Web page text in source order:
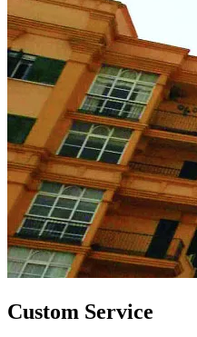
Custom Service